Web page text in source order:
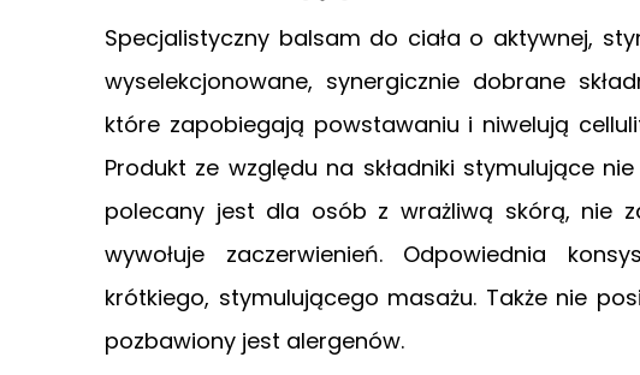
Specjalistyczny balsam do ciała o aktywnej,
wyselekcjonowane, synergicznie dobrane
które zapobiegają powstawaniu i niwelują
Produkt ze względu na składniki stymulujące
polecany jest dla osób z wrażliwą skórą, nie
wywołuje zaczerwienień. Odpowiednia
krótkiego, stymulującego masażu. Także nie
pozbawiony jest alergenów.